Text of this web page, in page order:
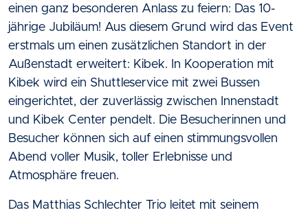
einen ganz besonderen Anlass zu feiern: Das 10-
jährige Jubiläum! Aus diesem Grund wird das Event
erstmals um einen zusätzlichen Standort in der
Außenstadt erweitert: Kibek. In Kooperation mit
Kibek wird ein Shuttleservice mit zwei Bussen
eingerichtet, der zuverlässig zwischen Innenstadt
und Kibek Center pendelt. Die Besucherinnen und
Besucher können sich auf einen stimmungsvollen
Abend voller Musik, toller Erlebnisse und
Atmosphäre freuen.
Das Matthias Schlechter Trio leitet mit seinem